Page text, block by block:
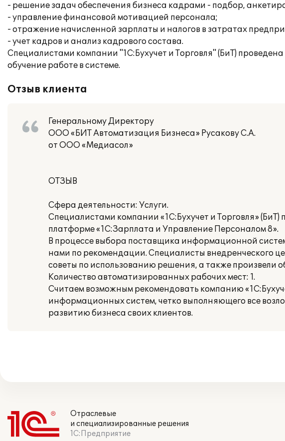
- решение задач обеспечения бизнеса кадрами - подбор,
- управление финансовой мотивацией персонала;
- отражение начисленной зарплаты и налогов в затратах
- учет кадров и анализ кадрового состава.
Специалистами компании "1С:Бухучет и Торговля" (БиТ)
обучение работе в системе.
Отзыв клиента
Генеральному Директору
ООО «БИТ Автоматизация Бизнеса» Русакову С.А.
от ООО «Медиасол»
ОТЗЫВ
Сфера деятельности: Услуги.
Специалистами компании «1С:Бухучет и Торговля»
платформе «1С:Зарплата и Управление Персоналом 8».
В процессе выбора поставщика информационной
нами по рекомендации. Специалисты внедренческого
советы по использованию решения, а также произвели
Количество автоматизированных рабочих мест: 1.
Считаем возможным рекомендовать компанию
информационных систем, четко выполняющего все
развитию бизнеса своих клиентов.
Отраслевые
и специализированные решения
1С:Предприятие